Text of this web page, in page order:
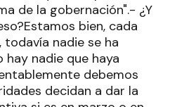
de la gobernación".- ¿Y
bien, cada
nadie se ha
nadie que haya
debemos
decidan a dar la